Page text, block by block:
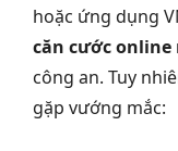
hoặc ứng dụng
căn cước online
công an. Tuy
gặp vướng mắc: